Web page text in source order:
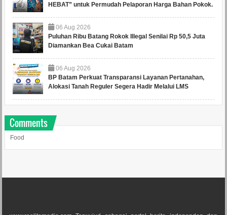
HEBAT” untuk Permudah Pelaporan Harga Bahan Pokok.
06 Aug 2026
Puluhan Ribu Batang Rokok Illegal Senilai Rp 50,5 Juta
Diamankan Bea Cukai Batam
06 Aug 2026
BP Batam Perkuat Transparansi Layanan Pertanahan,
Alokasi Tanah Reguler Segera Hadir Melalui LMS
Comments
Food